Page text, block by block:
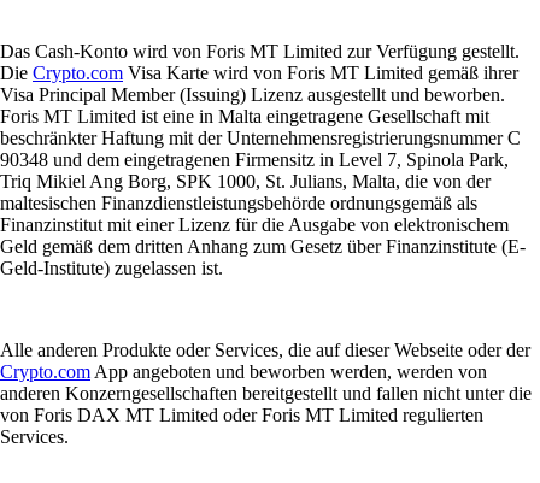
Das Cash-Konto wird von Foris MT Limited zur Verfügung gestellt.
Die Crypto.com Visa Karte wird von Foris MT Limited gemäß ihrer
Visa Principal Member (Issuing) Lizenz ausgestellt und beworben.
Foris MT Limited ist eine in Malta eingetragene Gesellschaft mit
beschränkter Haftung mit der Unternehmensregistrierungsnummer C
90348 und dem eingetragenen Firmensitz in Level 7, Spinola Park,
Triq Mikiel Ang Borg, SPK 1000, St. Julians, Malta, die von der
maltesischen Finanzdienstleistungsbehörde ordnungsgemäß als
Finanzinstitut mit einer Lizenz für die Ausgabe von elektronischem
Geld gemäß dem dritten Anhang zum Gesetz über Finanzinstitute (E-
Geld-Institute) zugelassen ist.
Alle anderen Produkte oder Services, die auf dieser Webseite oder der
Crypto.com App angeboten und beworben werden, werden von
anderen Konzerngesellschaften bereitgestellt und fallen nicht unter die
von Foris DAX MT Limited oder Foris MT Limited regulierten
Services.